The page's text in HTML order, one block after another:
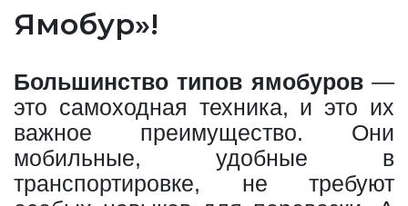
Ямобур»!
Большинство типов ямобуров—
это самоходная техника, и это их
важное преимущество. Они
мобильные, удобные в
транспортировке, не требуют